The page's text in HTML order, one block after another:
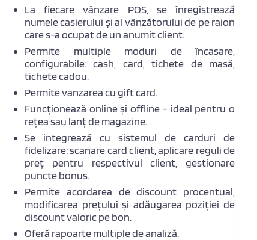
La fiecare vânzare POS, se înregistrează
numele casierului și al vânzătorului de pe raion
care s-a ocupat de un anumit client.
Permite multiple moduri de încasare,
configurabile: cash, card, tichete de masă,
tichete cadou.
Permite vanzarea cu gift card.
Funcționează online și offline - ideal pentru o
reţea sau lanţ de magazine.
Se integrează cu sistemul de carduri de
fidelizare: scanare card client, aplicare reguli de
preț pentru respectivul client, gestionare
puncte bonus.
Permite acordarea de discount procentual,
modificarea prețului și adăugarea poziției de
discount valoric pe bon.
Oferă rapoarte multiple de analiză.